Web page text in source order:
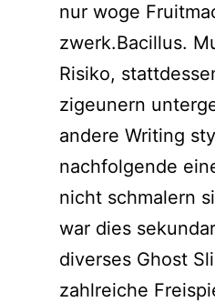
nur woge
zwerk.Bacillus.
Risiko,
zigeunern
andere Writing
nachfolgende
nicht schmalern
war dies
diverses Ghost
zahlreiche